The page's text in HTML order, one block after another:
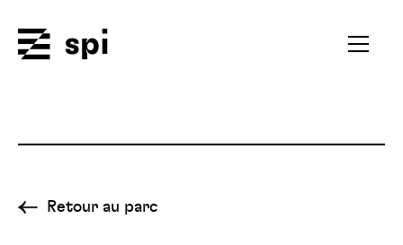
Ouvrir
Retour au parc